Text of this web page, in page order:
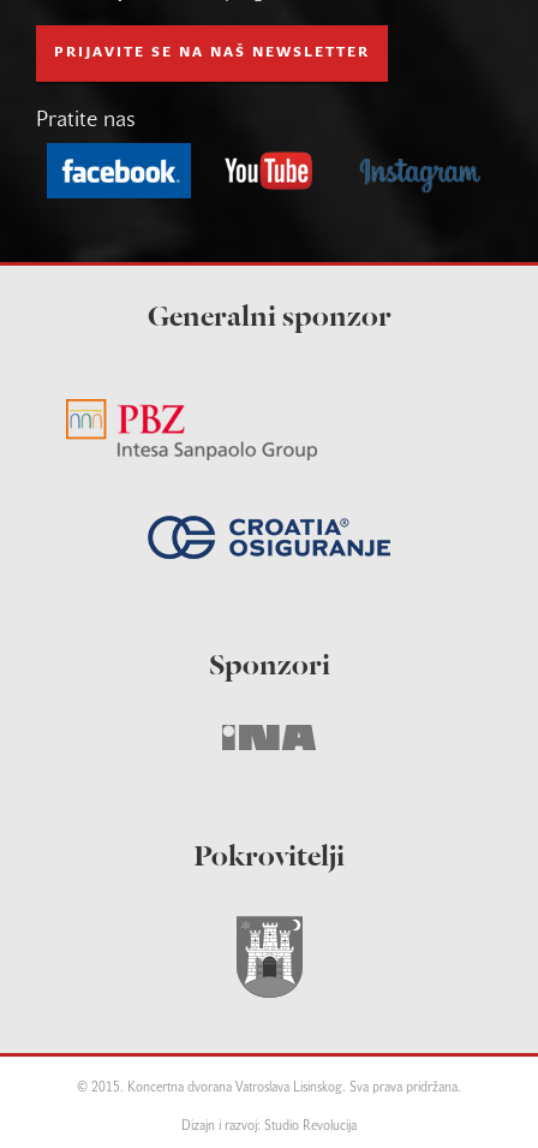
PRIJAVITE SE NA NAŠ NEWSLETTER
Pratite nas
Generalni sponzor
Sponzori
Pokrovitelji
© 2015. Koncertna dvorana Vatroslava Lisinskog. Sva prava pridržana.
Dizajn i razvoj: Studio Revolucija